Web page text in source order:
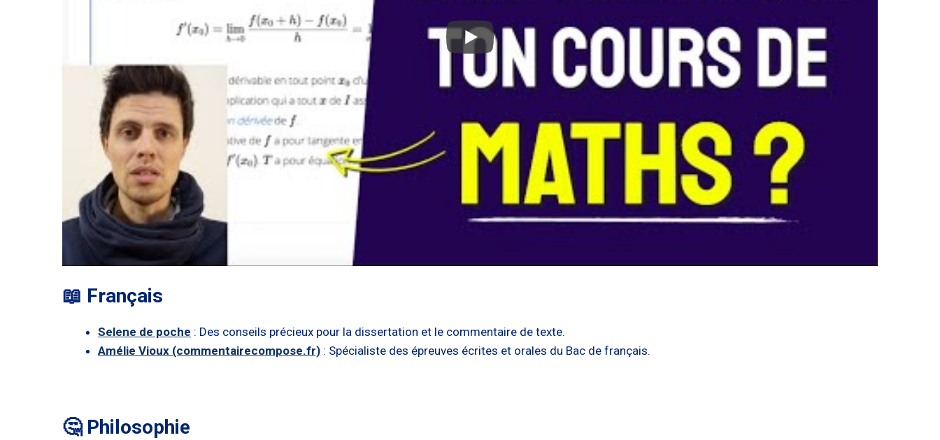
📖 Français
Selene de poche : Des conseils précieux pour la dissertation et le commentaire de texte.
Amélie Vioux (commentairecompose.fr) : Spécialiste des épreuves écrites et orales du Bac de français.
🤔 Philosophie